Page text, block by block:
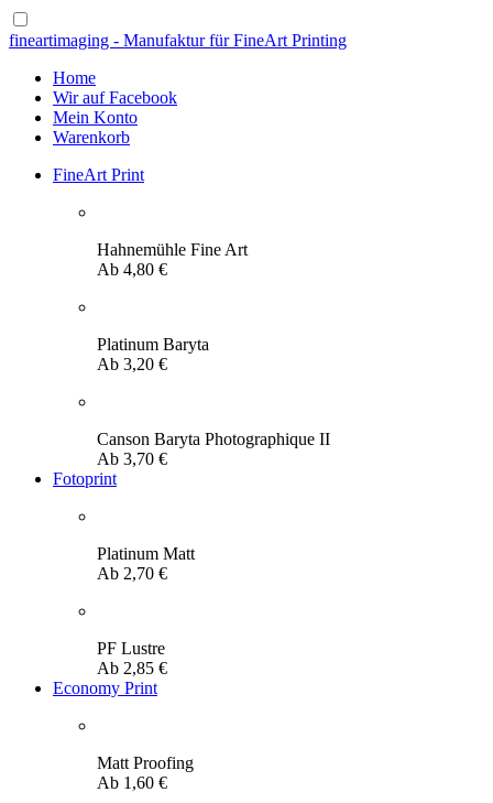
fineartimaging - Manufaktur für FineArt Printing
Home
Wir auf Facebook
Mein Konto
Warenkorb
FineArt Print
Hahnemühle Fine Art
Ab 4,80 €
Platinum Baryta
Ab 3,20 €
Canson Baryta Photographique II
Ab 3,70 €
Fotoprint
Platinum Matt
Ab 2,70 €
PF Lustre
Ab 2,85 €
Economy Print
Matt Proofing
Ab 1,60 €